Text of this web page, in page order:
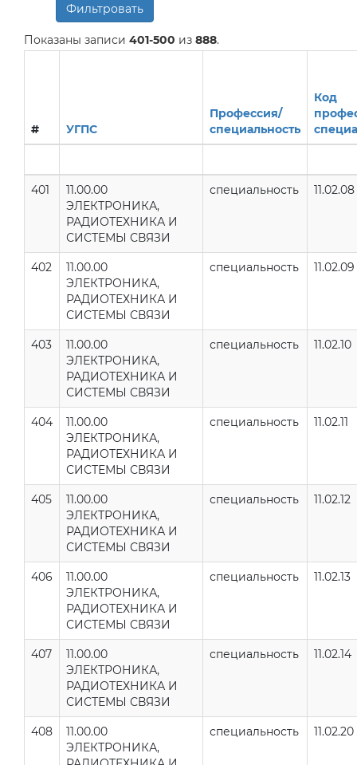
Фильтровать
Показаны записи 401-500 из 888.
# УГПС
Профессия/
специальность
Код
401
11.00.00
ЭЛЕКТРОНИКА,
РАДИОТЕХНИКА И
СИСТЕМЫ СВЯЗИ
специальность 11.02.08
402
11.00.00
ЭЛЕКТРОНИКА,
РАДИОТЕХНИКА И
СИСТЕМЫ СВЯЗИ
специальность 11.02.09
403
11.00.00
ЭЛЕКТРОНИКА,
РАДИОТЕХНИКА И
СИСТЕМЫ СВЯЗИ
специальность 11.02.10
404
11.00.00
ЭЛЕКТРОНИКА,
РАДИОТЕХНИКА И
СИСТЕМЫ СВЯЗИ
специальность 11.02.11
405
11.00.00
ЭЛЕКТРОНИКА,
РАДИОТЕХНИКА И
СИСТЕМЫ СВЯЗИ
специальность 11.02.12
406
11.00.00
ЭЛЕКТРОНИКА,
РАДИОТЕХНИКА И
СИСТЕМЫ СВЯЗИ
специальность 11.02.13
407
11.00.00
ЭЛЕКТРОНИКА,
РАДИОТЕХНИКА И
СИСТЕМЫ СВЯЗИ
специальность 11.02.14
408
11.00.00
ЭЛЕКТРОНИКА,
специальность 11.02.20